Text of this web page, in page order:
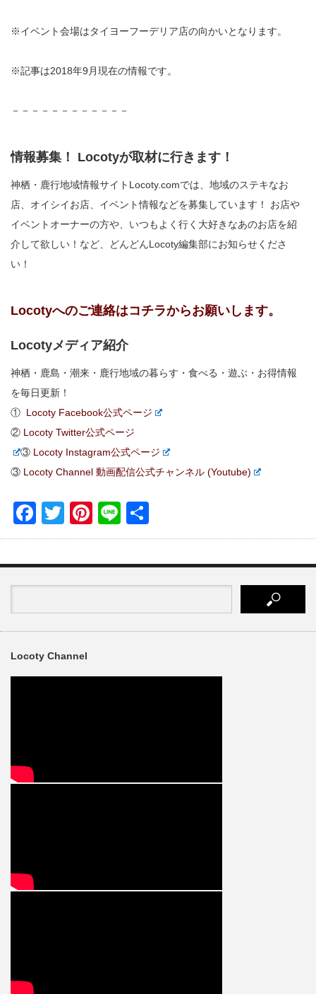
※イベント会場はタイヨーフーデリア店の向かいとなります。
※記事は2018年9月現在の情報です。
－－－－－－－－－－－－
情報募集！ Locotyが取材に行きます！
神栖・鹿行地域情報サイトLocoty.comでは、地域のステキなお
店、オイシイお店、イベント情報などを募集しています！ お店や
イベントオーナーの方や、いつもよく行く大好きなあのお店を紹
介して欲しい！など、どんどんLocoty編集部にお知らせくださ
い！
Locotyへのご連絡はコチラからお願いします。
Locotyメディア紹介
神栖・鹿島・潮来・鹿行地域の暮らす・食べる・遊ぶ・お得情報
を毎日更新！
① Locoty Facebook公式ページ
② Locoty Twitter公式ページ
③ Locoty Instagram公式ページ
③ Locoty Channel 動画配信公式チャンネル (Youtube)
Facebook
TwitterPinterest
Line
有
Locoty Channel